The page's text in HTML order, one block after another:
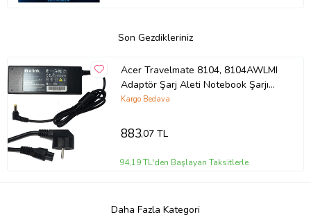
Son Gezdikleriniz
Acer Travelmate 8104, 8104AWLMI
Adaptör Şarj Aleti Notebook Şarjı
(Siyah)
Kargo Bedava
883,07 TL
94,19 TL'den Başlayan Taksitlerle
Daha Fazla Kategori